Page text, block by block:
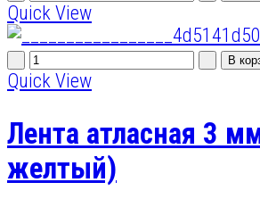
Quick View
Quick View
Лента атласная 3
желтый)